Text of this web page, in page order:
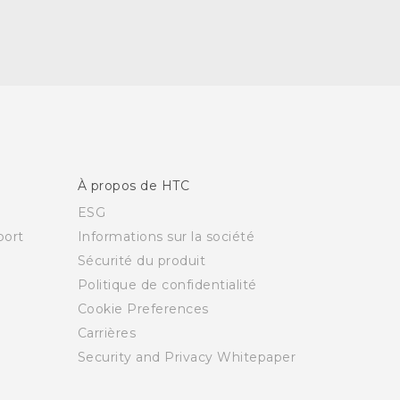
À propos de HTC
ESG
Informations sur la société
Sécurité du produit
Politique de confidentialité
Cookie Preferences
Carrières
Security and Privacy Whitepaper